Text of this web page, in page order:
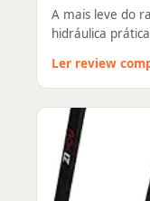
A mais leve do
hidráulica
Ler review